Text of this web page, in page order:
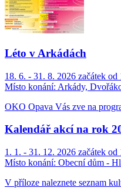
Léto v Arkádách
18. 6. - 31. 8. 2026 začátek od
Místo konání: Arkády,
OKO Opava Vás zve na
Kalendář akcí na rok
1. 1. - 31. 12. 2026 začátek od
Místo konání: Obecní dům -
V příloze naleznete seznam